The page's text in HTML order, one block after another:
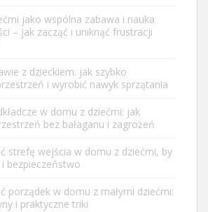
jako wspólna zabawa i nauka
– jak zacząć i uniknąć frustracji
z dzieckiem: jak szybko
i wyrobić nawyk sprzątania
w domu z dziećmi: jak
bez bałaganu i zagrożeń
strefę wejścia w domu z dziećmi, by
i bezpieczeństwo
porządek w domu z małymi dziećmi:
i praktyczne triki